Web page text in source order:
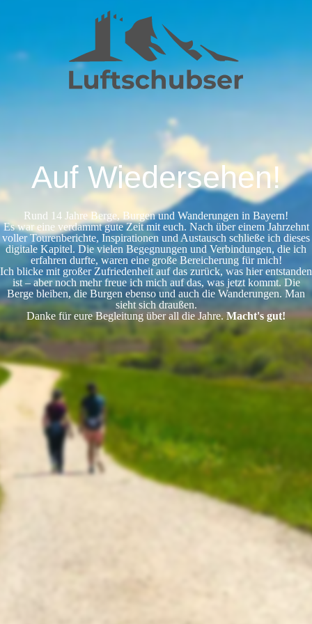
Auf Wiedersehen!
Rund 14 Jahre Berge, Burgen und Wanderungen in Bayern!
Es war eine verdammt gute Zeit mit euch. Nach über einem Jahrzehnt
voller Tourenberichte, Inspirationen und Austausch schließe ich dieses
digitale Kapitel. Die vielen Begegnungen und Verbindungen, die ich
erfahren durfte, waren eine große Bereicherung für mich!
Ich blicke mit großer Zufriedenheit auf das zurück, was hier entstanden
ist – aber noch mehr freue ich mich auf das, was jetzt kommt. Die
Berge bleiben, die Burgen ebenso und auch die Wanderungen. Man
sieht sich draußen.
Danke für eure Begleitung über all die Jahre.Macht's gut!